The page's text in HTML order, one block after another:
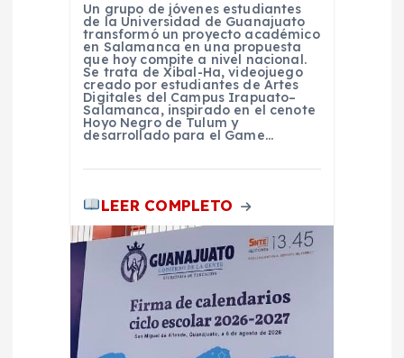
Un grupo de jóvenes estudiantes
de la Universidad de Guanajuato
transformó un proyecto académico
en Salamanca en una propuesta
que hoy compite a nivel nacional.
Se trata de Xibal-Ha, videojuego
creado por estudiantes de Artes
Digitales del Campus Irapuato–
Salamanca, inspirado en el cenote
Hoyo Negro de Tulum y
desarrollado para el Game…
LEER COMPLETO